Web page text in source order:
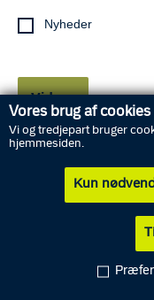
Vores brug af cookies
Vi og tredjepart bruger
hjemmesiden.
Kun
Nyheder
Videre